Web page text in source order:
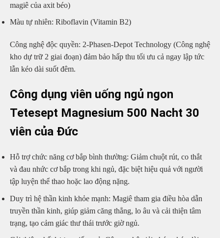
magiê của axit béo)
Màu tự nhiên: Riboflavin (Vitamin B2)
Công nghệ độc quyền: 2-Phasen-Depot Technology (Công nghệ
kho dự trữ 2 giai đoạn) đảm bảo hấp thu tối ưu cả ngay lập tức
lẫn kéo dài suốt đêm.
Công dụng viên uống ngủ ngon
Tetesept Magnesium 500 Nacht 30
viên của Đức
Hỗ trợ chức năng cơ bắp bình thường: Giảm chuột rút, co thắt
và đau nhức cơ bắp trong khi ngủ, đặc biệt hiệu quả với người
tập luyện thể thao hoặc lao động nặng.
Duy trì hệ thần kinh khỏe mạnh: Magiê tham gia điều hòa dẫn
truyền thần kinh, giúp giảm căng thẳng, lo âu và cải thiện tâm
trạng, tạo cảm giác thư thái trước giờ ngủ.